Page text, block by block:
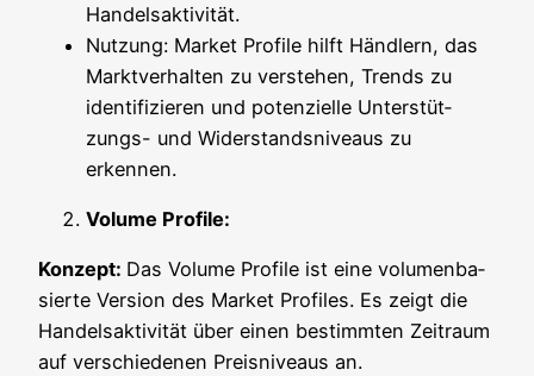
Handelsaktivität.
Nut­zung: Mar­ket Pro­fi­le hilft Händ­lern, das
Markt­ver­hal­ten zu ver­ste­hen, Trends zu
iden­ti­fi­zie­ren und poten­zi­el­le Unter­stüt­
zungs- und Wider­stands­ni­veaus zu
erkennen.
Volu­me Profile:
Kon­zept: Das Volu­me Pro­fi­le ist eine volu­men­ba­
sier­te Ver­si­on des Mar­ket Pro­files. Es zeigt die
Han­dels­ak­ti­vi­tät über einen bestimm­ten Zeit­raum
auf ver­schie­de­nen Preis­ni­veaus an.